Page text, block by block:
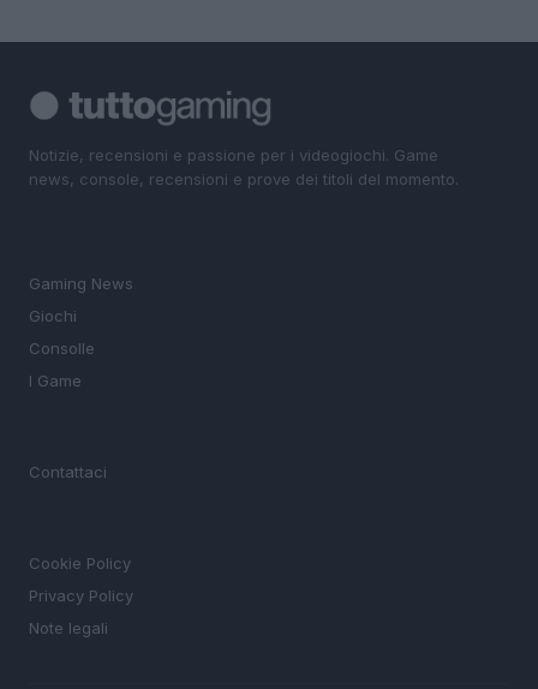
Notizie, recensioni e passione per i videogiochi. Game
news, console, recensioni e prove dei titoli del momento.
Gaming News
Giochi
Consolle
I Game
Contattaci
Cookie Policy
Privacy Policy
Note legali